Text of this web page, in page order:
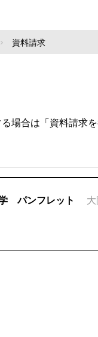
資料請求
場合は「資料請求
パンフレット